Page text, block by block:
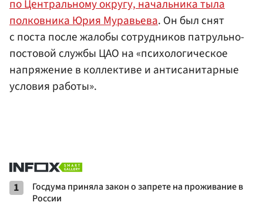
по Центральному округу, начальника тыла
полковника Юрия Муравьева. Он был снят
с поста после жалобы сотрудников патрульно-
постовой службы ЦАО на «психологическое
напряжение в коллективе и антисанитарные
условия работы».
1
Госдума приняла закон о запрете на проживание в
России